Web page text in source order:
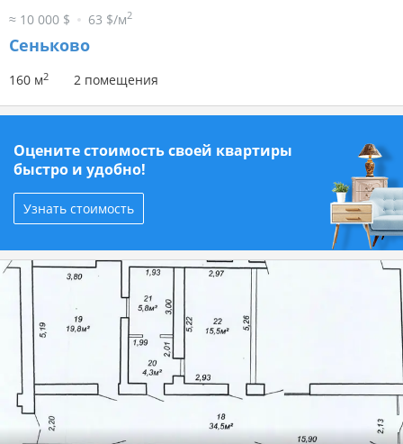
≈ 10 000 $ 63 $/м2
Сеньково
160 м2 2 помещения
Оцените стоимость своей квартиры
быстро и удобно!
Узнать стоимость